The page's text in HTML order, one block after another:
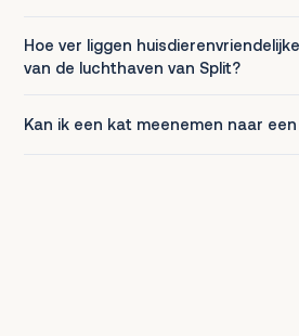
Hoe ver liggen
van de luchthaven van Split?
Kan ik een kat meenemen naar een